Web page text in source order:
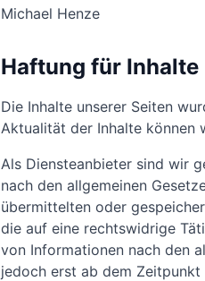
Michael Henze
Haftung für Inhalte
Die Inhalte unserer Seiten
Aktualität der Inhalte können
Als Diensteanbieter sind wir
nach den allgemeinen
übermittelten oder
die auf eine rechtswidrige
von Informationen nach den
jedoch erst ab dem